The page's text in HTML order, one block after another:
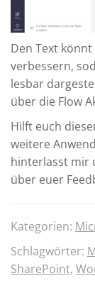
Den Text
verbessern,
lesbar
über die Flow
Hilft euch
weitere
hinterlasst mir
über euer
Kategorien:
Schlagwörter:
SharePoint,